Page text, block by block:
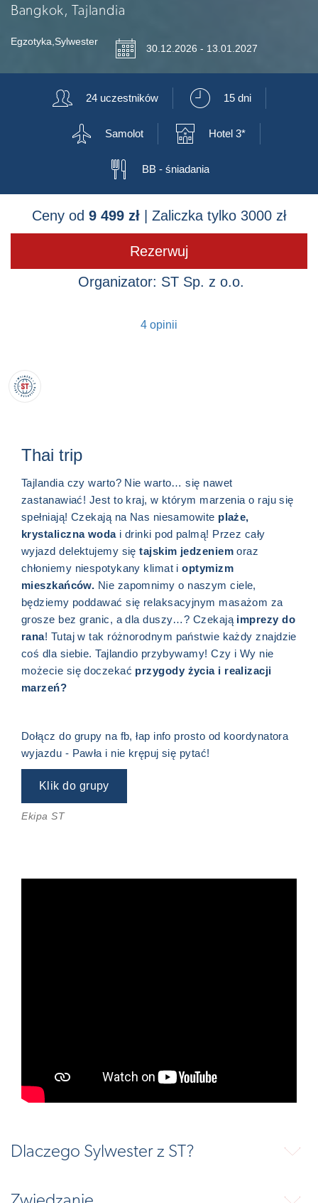
Bangkok, Tajlandia
Egzotyka,Sylwester 📅 30.12.2026 - 13.01.2027
👥 24 uczestników ⏲ 15 dni
✈ Samolot 🏨 Hotel 3*
🍴 BB - śniadania
Ceny od 9 499 zł | Zaliczka tylko 3000 zł
Rezerwuj
Organizator: ST Sp. z o.o.
4 opinii
Thai trip
Tajlandia czy warto? Nie warto… się nawet
zastanawiać! Jest to kraj, w którym marzenia o raju się
spełniają! Czekają na Nas niesamowite plaże,
krystaliczna wodai drinki pod palmą! Przez cały
wyjazd delektujemy siętajskim jedzeniemoraz
chłoniemy niespotykany klimat ioptymizm
mieszkańców. Nie zapomnimy o naszym ciele,
będziemy poddawać się relaksacyjnym masażom za
grosze bez granic, a dla duszy…? Czekają imprezy do
rana! Tutaj w tak różnorodnym państwie każdy znajdzie
coś dla siebie. Tajlandio przybywamy! Czy i Wy nie
możecie się doczekać przygody życia i realizacji
marzeń?
Dołącz do grupy na fb, łap info prosto od koordynatora
wyjazdu - Pawła i nie krępuj się pytać!
Klik do grupy
Ekipa ST
Dlaczego Sylwester z ST? ⬇